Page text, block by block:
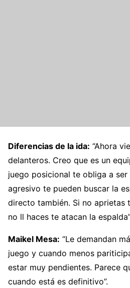
Diferencias de la ida: “Ahora
delanteros. Creo que es un
juego posicional te obliga a
agresivo te pueden buscar la
directo también. Si no aprietas
no ll haces te atacan la
Maikel Mesa: “Le demandan
juego y cuando menos
estar muy pendientes. Parece
cuando está es definitivo”.